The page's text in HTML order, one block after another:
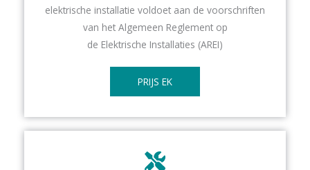
elektrische installatie voldoet aan de voorschriften
van het Algemeen Reglement op
de Elektrische Installaties (AREI)
PRIJS EK